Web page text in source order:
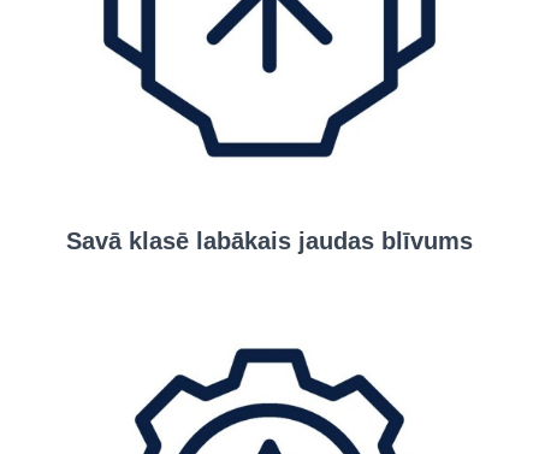
Savā klasē labākais jaudas blīvums